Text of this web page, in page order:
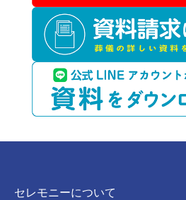
セレモニーについて